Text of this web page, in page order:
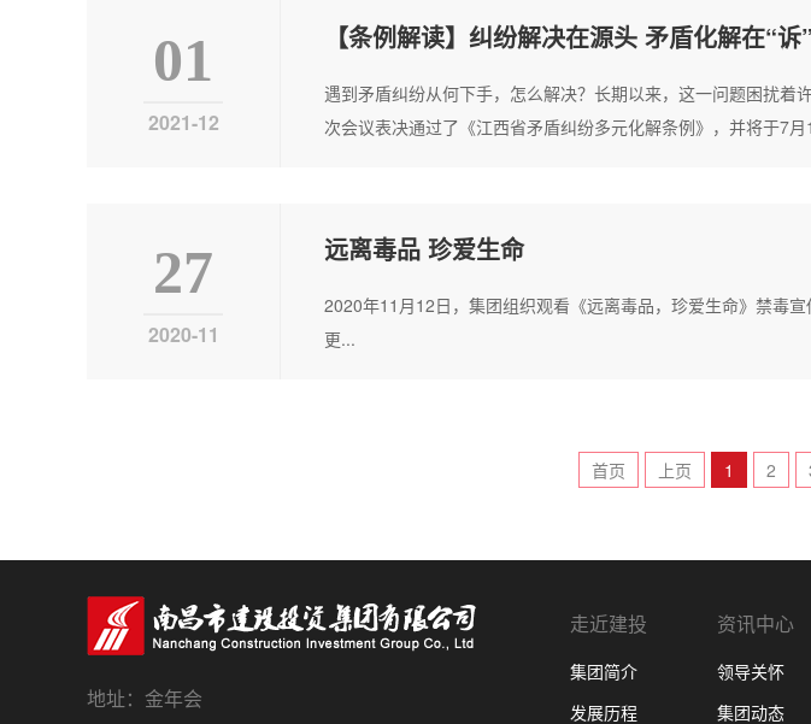
01
2021-12
【条例解读】纠纷解决在源头 矛盾化解在“
遇到矛盾纠纷从何下手，怎么解决？长期以来，这一问题困扰
次会议表决通过了《江西省矛盾纠纷多元化解条例》，并将于7
27
2020-11
远离毒品 珍爱生命
2020年11月12日，集团组织观看《远离毒品，珍爱生命》禁毒
更...
首页 上页 1 2
地址：金年会
走近建投
集团简介
发展历程
资讯中心
领导关怀
集团动态